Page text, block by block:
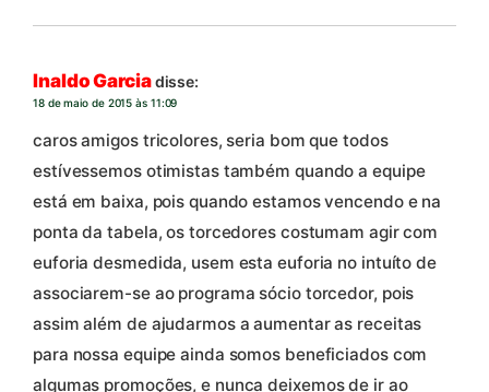
Inaldo Garciadisse:
18 de maio de 2015 às 11:09
caros amigos tricolores, seria bom que todos
estívessemos otimistas também quando a equipe
está em baixa, pois quando estamos vencendo e na
ponta da tabela, os torcedores costumam agir com
euforia desmedida, usem esta euforia no intuíto de
associarem-se ao programa sócio torcedor, pois
assim além de ajudarmos a aumentar as receitas
para nossa equipe ainda somos beneficiados com
algumas promoções, e nunca deixemos de ir ao